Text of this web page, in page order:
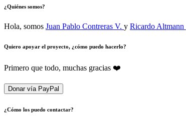
¿Quiénes somos?
Hola, somos Juan Pablo Contreras V. y Ricardo Altmann
Quiero apoyar el proyecto, ¿cómo puedo hacerlo?
Primero que todo, muchas gracias ❤️
Donar vía PayPal
¿Cómo los puedo contactar?